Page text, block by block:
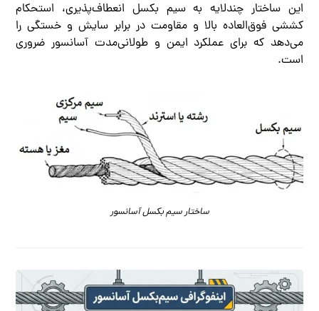
این ساختار چندلایه به سیم بکسل انعطاف‌پذیری، استحکام
کششی فوق‌العاده بالا و مقاومت در برابر سایش و خستگی را
می‌دهد که برای عملکرد ایمن و طولانی‌مدت آسانسور ضروری
است.
ساختار سیم بکسل آسانسور